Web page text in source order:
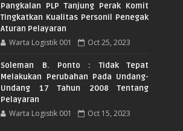
Pangkalan PLP Tanjung Perak Komit
Tingkatkan Kualitas Personil Penegak
Aturan Pelayaran
Warta Logistik 001 Oct 25, 2023
Soleman B. Ponto : Tidak Tepat
Melakukan Perubahan Pada Undang-
Undang 17 Tahun 2008 Tentang
Pelayaran
Warta Logistik 001 Oct 15, 2023